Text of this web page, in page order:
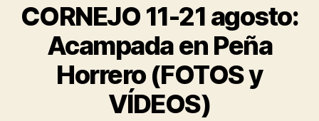
CORNEJO 11-21 agosto:
Acampada en Peña
Horrero (FOTOS y
VÍDEOS)